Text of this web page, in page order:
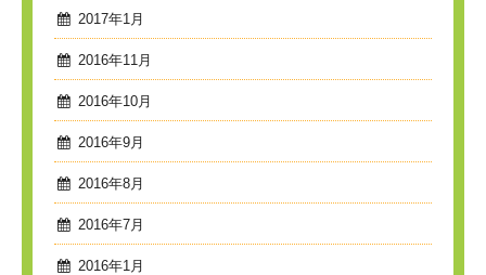
2017年1月
2016年11月
2016年10月
2016年9月
2016年8月
2016年7月
2016年1月